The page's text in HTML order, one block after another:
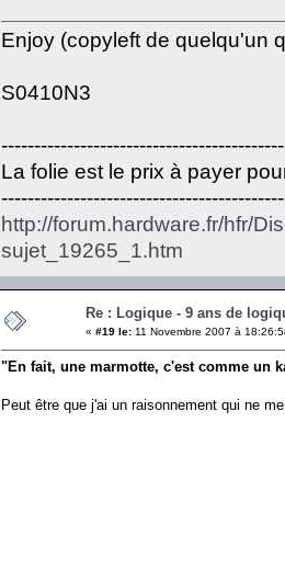
Enjoy (copyleft de quelqu'un
S0410N3
La folie est le prix à payer
http://forum.hardware.fr/hfr/
sujet_19265_1.htm
Re : Logique - 9 ans de
« #19 le: 11 Novembre 2007 à
"En fait, une marmotte, c'est comme un
Peut être que j'ai un raisonnement qui ne